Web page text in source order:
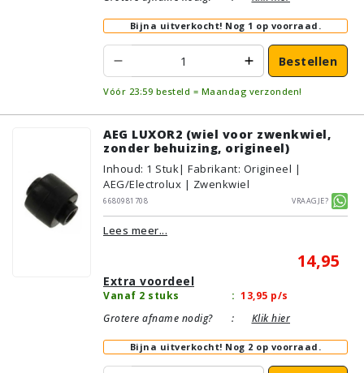
Bijna uitverkocht! Nog 1 op voorraad.
Bestellen
Vóór 23:59 besteld = Maandag verzonden!
AEG LUXOR2 (wiel voor zwenkwiel,
zonder behuizing, origineel)
Inhoud: 1 Stuk| Fabrikant: Origineel |
AEG/Electrolux | Zwenkwiel
6680981708
Vraagje?
Lees meer...
14,95
Extra voordeel
Vanaf 2 stuks : 13,95 p/s
Grotere afname nodig?
: Klik hier
Bijna uitverkocht! Nog 2 op voorraad.